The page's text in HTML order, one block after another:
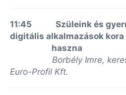
11:45 Szüleink és
digitális alkalmazások kora
haszna
Borbély Imre,
Euro-Profil Kft.